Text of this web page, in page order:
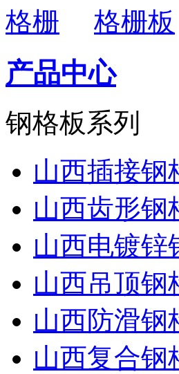
格栅
格栅板
产品中心
钢格板系列
山西插接钢
山西齿形钢
山西电镀锌
山西吊顶钢
山西防滑钢
山西复合钢